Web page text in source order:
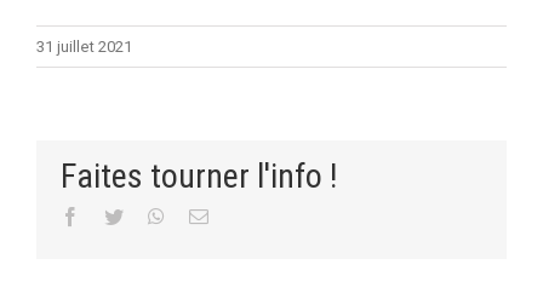
31 juillet 2021
Faites tourner l'info !
Facebook
Twitter WhatsApp
Email